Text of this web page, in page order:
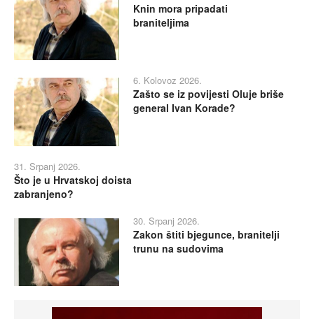
Knin mora pripadati
braniteljima
6. Kolovoz 2026.
Zašto se iz povijesti Oluje briše
general Ivan Korade?
31. Srpanj 2026.
Što je u Hrvatskoj doista
zabranjeno?
30. Srpanj 2026.
Zakon štiti bjegunce, branitelji
trunu na sudovima